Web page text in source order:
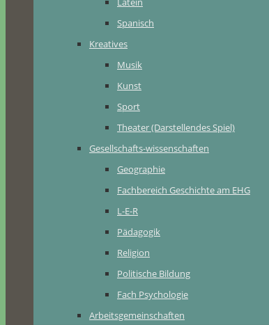
Spanisch
Kreatives
Musik
Kunst
Sport
Theater (Darstellendes Spiel)
Gesellschafts-wissenschaften
Geographie
Fachbereich Geschichte am EHG
L-E-R
Pädagogik
Religion
Politische Bildung
Fach Psychologie
Arbeitsgemeinschaften